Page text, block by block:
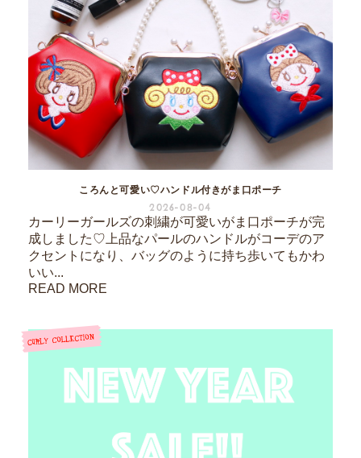
ころんと可愛い♡ハンドル付きがま口ポーチ
2026-08-04
カーリーガールズの刺繍が可愛いがま口ポーチが完
成しました♡上品なパールのハンドルがコーデのア
クセントになり、バッグのように持ち歩いてもかわ
いい...
READ MORE